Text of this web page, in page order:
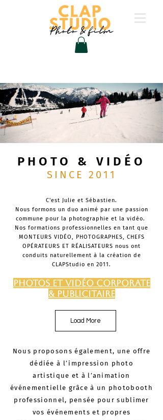
PHOTO & VIDÉO
SINCE 2011
C'est Julie et Sébastien.
Nous formons un duo animé par une passion
commune pour la photographie et la vidéo.
Nos formations professionnelles en tant que
MONTEURS VIDÉO, PHOTOGRAPHES, CHEFS
OPÉRATEURS ET RÉALISATEURS nous ont
conduits naturellement à la création de
CLAPStudio en 2011.​​​​​
PHOTOS ET VIDÉOcorporate
& publicitaire
Load More
Nous proposons également, une offre
dédiée à l’impression photo
artistique et à l’animation
événementielle grâce à un photobooth
professionnel, pensée pour sublimer
vos événements et propres